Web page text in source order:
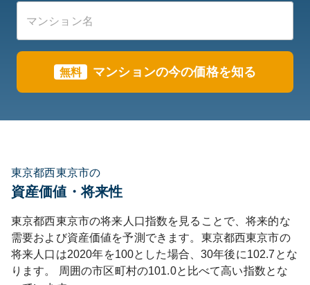
無料 マンションの今の価格を知る
東京都西東京市の
資産価値・将来性
東京都西東京市の将来人口指数を見ることで、将来的な
需要および資産価値を予測できます。 東京都西東京市の
将来人口は2020年を100とした場合、30年後に102.7 とな
ります。
周囲の市区町村の101.0と比べて高い指数とな